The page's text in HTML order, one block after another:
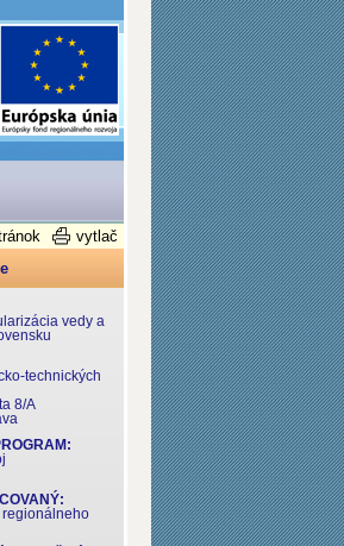
programu Výskum a Vývoj
vytlač
vedy a
technických
8/A
regionálneho